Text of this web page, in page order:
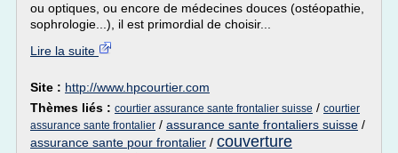
ou optiques, ou encore de médecines douces (ostéopathie,
sophrologie...), il est primordial de choisir...
Lire la suite
Site : http://www.hpcourtier.com
Thèmes liés : courtier assurance sante frontalier suisse / courtier
assurance sante frontalier / assurance sante frontaliers suisse /
assurance sante pour frontalier / couverture